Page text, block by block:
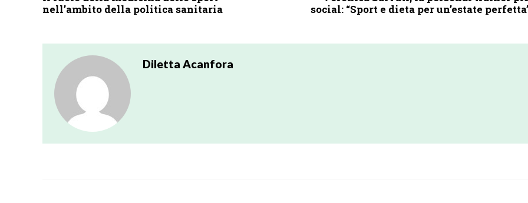
nell’ambito della politica sanitaria
social: “Sport e dieta per un’estate
Diletta Acanfora